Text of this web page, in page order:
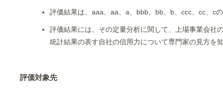
評価結果は、aaa、aa、a、bbb、bb、b、ccc、cc、c
評価結果には、その定量分析に関して、上場事業会社
統計結果の表す自社の信用力について専門家の見方を
評価対象先